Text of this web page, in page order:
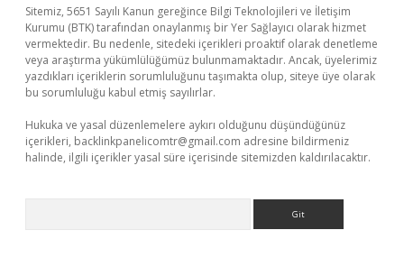
Sitemiz, 5651 Sayılı Kanun gereğince Bilgi Teknolojileri ve İletişim
Kurumu (BTK) tarafından onaylanmış bir Yer Sağlayıcı olarak hizmet
vermektedir. Bu nedenle, sitedeki içerikleri proaktif olarak denetleme
veya araştırma yükümlülüğümüz bulunmamaktadır. Ancak, üyelerimiz
yazdıkları içeriklerin sorumluluğunu taşımakta olup, siteye üye olarak
bu sorumluluğu kabul etmiş sayılırlar.
Hukuka ve yasal düzenlemelere aykırı olduğunu düşündüğünüz
içerikleri, backlinkpanelicomtr@gmail.com adresine bildirmeniz
halinde, ilgili içerikler yasal süre içerisinde sitemizden kaldırılacaktır.